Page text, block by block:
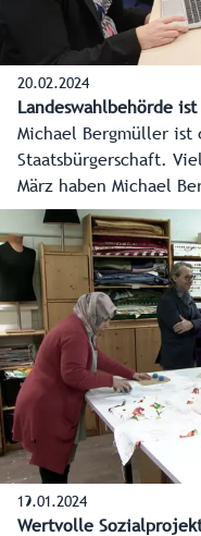
20.02.2024
Landeswahlbehörde
Michael Bergmüller ist
Staatsbürgerschaft.
März haben Michael
Gemeindewahlen
abläuft.
19.01.2024
Wertvolle